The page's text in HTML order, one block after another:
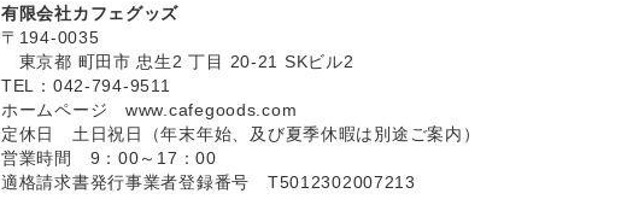
有限会社カフェグッズ
〒194-0035
東京都 町田市 忠生2 丁目 20-21 SKビル2
TEL：042-794-9511
ホームページwww.cafegoods.com
定休日 土日祝日（年末年始、及び夏季休暇は別途ご案内）
営業時間 9：00～17：00
適格請求書発行事業者登録番号 T5012302007213